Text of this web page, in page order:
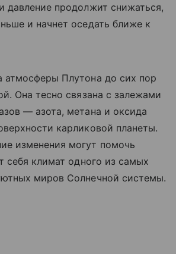
давление продолжит снижаться,
и начнет оседать ближе к
атмосферы Плутона до сих пор
Она тесно связана с залежами
— азота, метана и оксида
карликовой планеты.
изменения могут помочь
себя климат одного из самых
миров Солнечной системы.